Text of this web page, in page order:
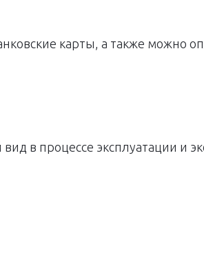
карты, а также можно
в процессе эксплуатации и